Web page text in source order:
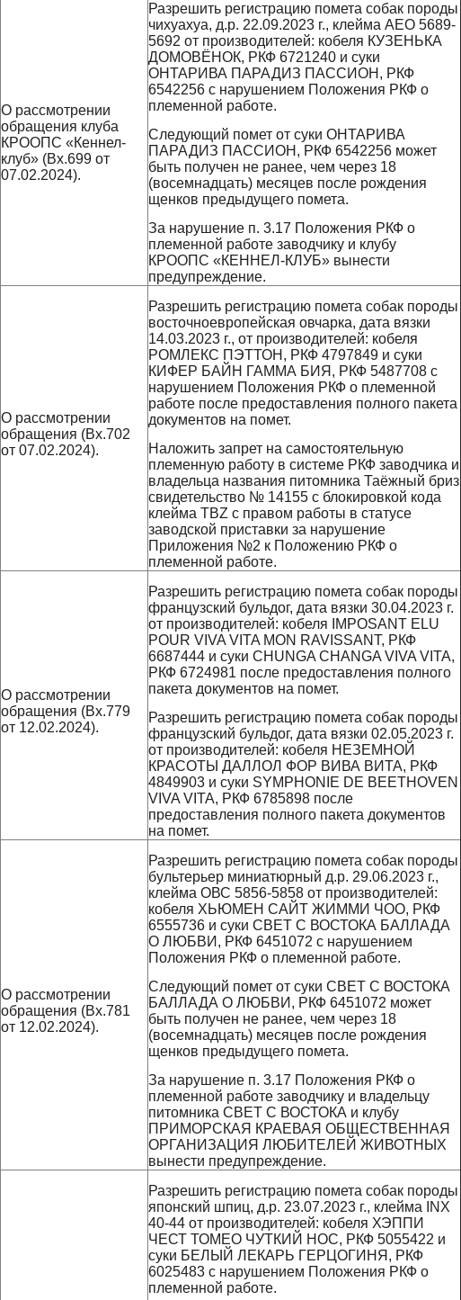
О рассмотрении
обращения клуба
КРООПС «Кеннел-
клуб» (Вх.699 от
07.02.2024).
Разрешить регистрацию помета собак породы
чихуахуа, д.р. 22.09.2023 г., клейма АЕО 5689-
5692 от производителей: кобеля КУЗЕНЬКА
ДОМОВЁНОК, РКФ 6721240 и суки
ОНТАРИВА ПАРАДИЗ ПАССИОН, РКФ
6542256 с нарушением Положения РКФ о
племенной работе.
Следующий помет от суки ОНТАРИВА
ПАРАДИЗ ПАССИОН, РКФ 6542256 может
быть получен не ранее, чем через 18
(восемнадцать) месяцев после рождения
щенков предыдущего помета.
За нарушение п. 3.17 Положения РКФ о
племенной работе заводчику и клубу
КРООПС «КЕННЕЛ-КЛУБ» вынести
предупреждение.
О рассмотрении
обращения (Вх.702
от 07.02.2024).
Разрешить регистрацию помета собак породы
восточноевропейская овчарка, дата вязки
14.03.2023 г., от производителей: кобеля
РОМЛЕКС ПЭТТОН, РКФ 4797849 и суки
КИФЕР БАЙН ГАММА БИЯ, РКФ 5487708 с
нарушением Положения РКФ о племенной
работе после предоставления полного пакета
документов на помет.
Наложить запрет на самостоятельную
племенную работу в системе РКФ заводчика и
владельца названия питомника Таёжный бриз
свидетельство № 14155 с блокировкой кода
клейма TBZ с правом работы в статусе
заводской приставки за нарушение
Приложения №2 к Положению РКФ о
племенной работе.
О рассмотрении
обращения (Вх.779
от 12.02.2024).
Разрешить регистрацию помета собак породы
французский бульдог, дата вязки 30.04.2023 г.
от производителей: кобеля IMPOSANT ELU
POUR VIVA VITA MON RAVISSANT, РКФ
6687444 и суки CHUNGA CHANGA VIVA VITA,
РКФ 6724981 после предоставления полного
пакета документов на помет.
Разрешить регистрацию помета собак породы
французский бульдог, дата вязки 02.05.2023 г.
от производителей: кобеля НЕЗЕМНОЙ
КРАСОТЫ ДАЛЛОЛ ФОР ВИВА ВИТА, РКФ
4849903 и суки SYMPHONIE DE BEETHOVEN
VIVA VITA, РКФ 6785898 после
предоставления полного пакета документов
на помет.
О рассмотрении
обращения (Вх.781
от 12.02.2024).
Разрешить регистрацию помета собак породы
бультерьер миниатюрный д.р. 29.06.2023 г.,
клейма ОВС 5856-5858 от производителей:
кобеля ХЬЮМЕН САЙТ ЖИММИ ЧОО, РКФ
6555736 и суки СВЕТ С ВОСТОКА БАЛЛАДА
О ЛЮБВИ, РКФ 6451072 с нарушением
Положения РКФ о племенной работе.
Следующий помет от суки СВЕТ С ВОСТОКА
БАЛЛАДА О ЛЮБВИ, РКФ 6451072 может
быть получен не ранее, чем через 18
(восемнадцать) месяцев после рождения
щенков предыдущего помета.
За нарушение п. 3.17 Положения РКФ о
племенной работе заводчику и владельцу
питомника СВЕТ С ВОСТОКА и клубу
ПРИМОРСКАЯ КРАЕВАЯ ОБЩЕСТВЕННАЯ
ОРГАНИЗАЦИЯ ЛЮБИТЕЛЕЙ ЖИВОТНЫХ
вынести предупреждение.
Разрешить регистрацию помета собак породы
японский шпиц, д.р. 23.07.2023 г., клейма INX
40-44 от производителей: кобеля ХЭППИ
ЧЕСТ ТОМЕО ЧУТКИЙ НОС, РКФ 5055422 и
суки БЕЛЫЙ ЛЕКАРЬ ГЕРЦОГИНЯ, РКФ
6025483 с нарушением Положения РКФ о
племенной работе.